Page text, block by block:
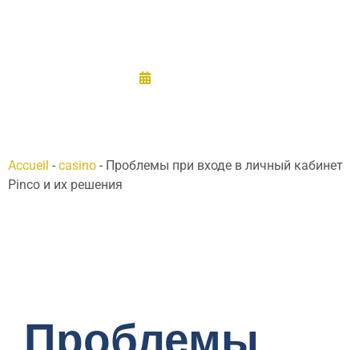
Accueil - casino - Проблемы при входе в личный кабинет
Pinco и их решения
Проблемы